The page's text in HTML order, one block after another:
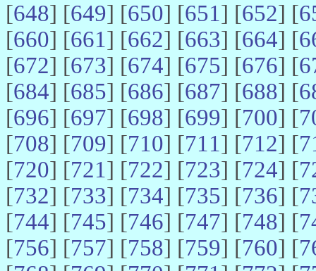
[648] [649] [650] [651] [652] [
[660] [661] [662] [663] [664] [
[672] [673] [674] [675] [676] [
[684] [685] [686] [687] [688] [
[696] [697] [698] [699] [700] [
[708] [709] [710] [711] [712] [
[720] [721] [722] [723] [724] [
[732] [733] [734] [735] [736] [
[744] [745] [746] [747] [748] [
[756] [757] [758] [759] [760] [